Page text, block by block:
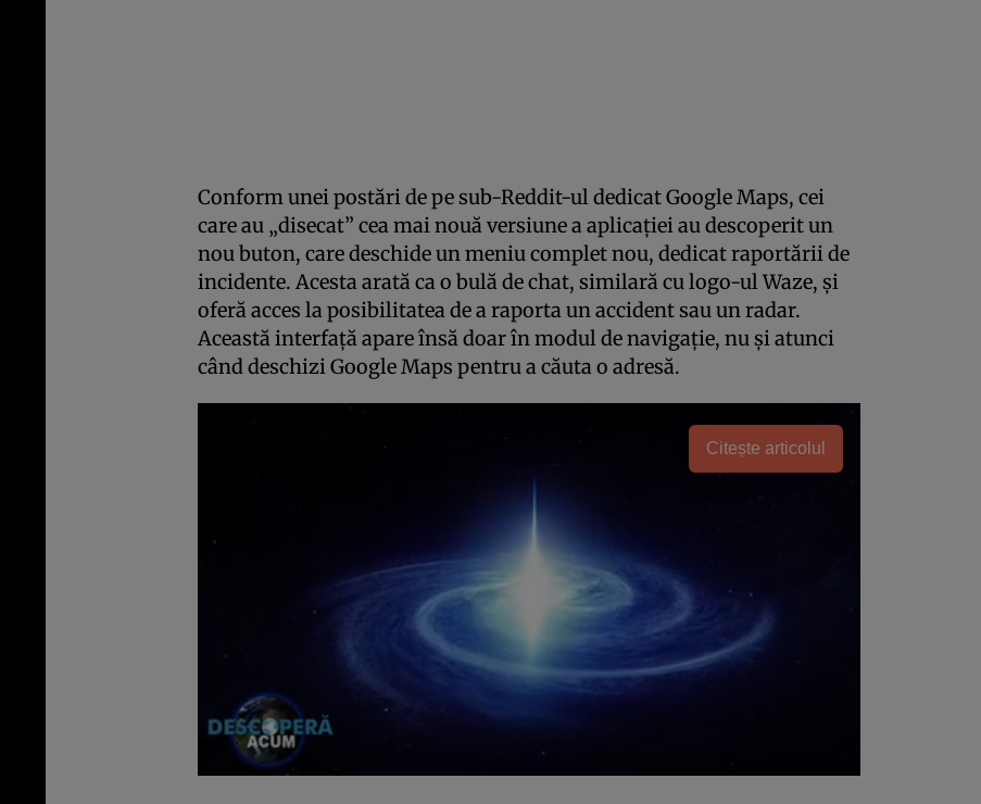
Conform unei postări de pe sub-Reddit-ul dedicat Google Maps, cei
care au „disecat” cea mai nouă versiune a aplicaţiei au descoperit un
nou buton, care deschide un meniu complet nou, dedicat raportării de
incidente. Acesta arată ca o bulă de chat, similară cu logo-ul Waze, şi
oferă acces la posibilitatea de a raporta un accident sau un radar.
Această interfaţă apare însă doar în modul de navigaţie, nu şi atunci
când deschizi Google Maps pentru a căuta o adresă.
Citește articolul